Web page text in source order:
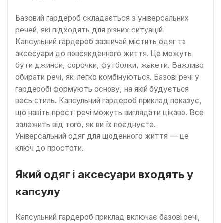
Базовий гардероб складається з універсальних
речей, які підходять для різних ситуацій.
Капсульний гардероб зазвичай містить одяг та
аксесуари до повсякденного життя. Це можуть
бути джинси, сорочки, футболки, жакети. Важливо
обирати речі, які легко комбінуються. Базові речі у
гардеробі формують основу, на якій будується
весь стиль. Капсульний гардероб приклад показує,
що навіть прості речі можуть виглядати цікаво. Все
залежить від того, як ви їх поєднуєте.
Універсальний одяг для щоденного життя — це
ключ до простоти.
Який одяг і аксесуари входять у
капсулу
Капсульний гардероб приклад включає базові речі,